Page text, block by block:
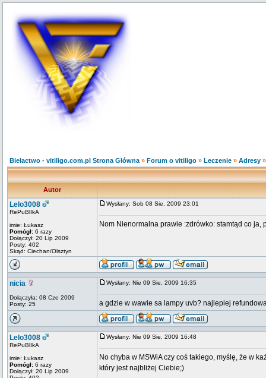
Bielactwo - vitiligo.com.pl Strona Główna » Forum o vitiligo » Leczenie » Adresy
Autor
Lelo3008
RePuBlIkA
imie: Łukasz
Pomógł: 6 razy
Dołączył: 20 Lip 2009
Posty: 402
Skąd: Ciechan/Olsztyn
Wysłany: Sob 08 Sie, 2009 23:01
Nom Nienormalna prawie :zdrówko: stamtąd co ja,
nicia
Dołączyła: 08 Cze 2009
Posty: 25
Wysłany: Nie 09 Sie, 2009 16:35
a gdzie w wawie sa lampy uvb? najlepiej
Lelo3008
RePuBlIkA
imie: Łukasz
Pomógł: 6 razy
Dołączył: 20 Lip 2009
Wysłany: Nie 09 Sie, 2009 16:48
No chyba w MSWiA czy coś takiego, myślę, że w
który jest najbliżej Ciebie;)